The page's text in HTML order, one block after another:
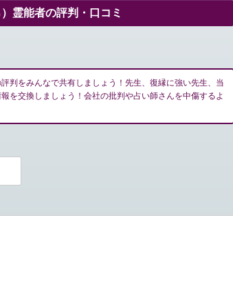
霊能者の評判・口コミ
判をみんなで共有しましょう！先生、復縁に強い先生、当
を交換しましょう！会社の批判や占い師さんを中傷するよ